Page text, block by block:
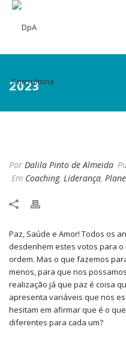
2023
Por Dalila Pinto de Almeida
Em Coaching, Liderança,
Paz, Saúde e Amor! Todos os
desdenhem estes votos para
ordem. Mas o que fazemos
menos, para que nos
realização já que paz é coisa
apresenta variáveis que nos
hesitam em afirmar que é o
diferentes para cada um?